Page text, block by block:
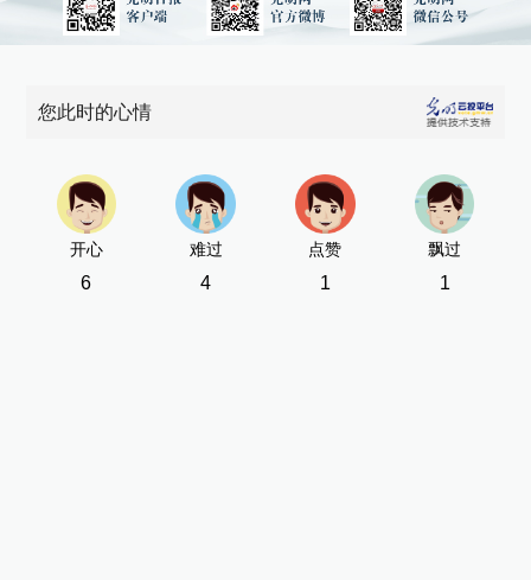
您此时的心情
开心
6
难过
4
点赞
1
飘过
1